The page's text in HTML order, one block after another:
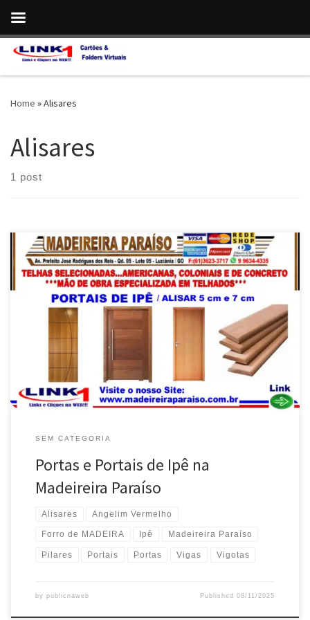
Skip to content
Home »Alisares
Alisares
1 post
Na Madeireira Paraíso , Portas , Portais e Alisares de Ipê , em
Luziânia e Cidade Ocidental/ GO Portas e Portais de Ipê em
Estoque na Madeireira Paraíso , entregas em Valparaíso de Goiás /
GO Portas , Portais e Alisares de Ipê , Pronta Entrega . Madeireira
Paraíso , envia […]
SEM CATEGORIA
Portas e Portais de Ipê na
Madeireira Paraíso
Alisares Angelim Vermelho
Forro de MADEIRA Ipê Madeireira Paraíso
Pilares Portais Portas Vigas Vigotas
by publicnaweb Published08/11/2025